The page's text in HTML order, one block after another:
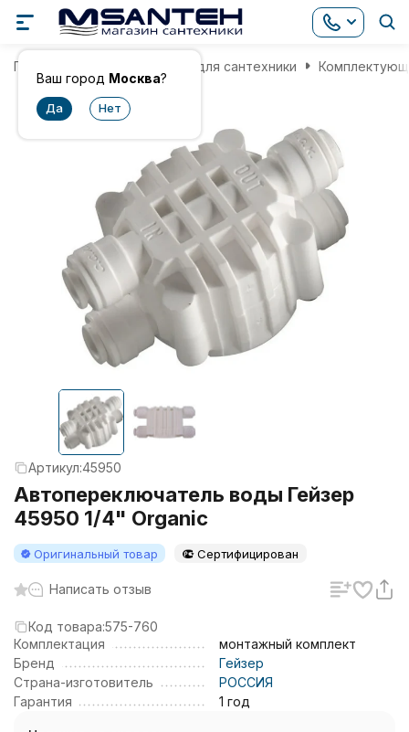
Ваш город Москва?
Главная Комплектующие для сантехники
Артикул:45950
Автопереключатель воды Гейзер
45950 1/4" Organic
Оригинальный товар Сертифицирован
Написать отзыв
Код товара:575-760
Комплектация
монтажный комплект
Бренд
Гейзер
Страна-изготовитель
РОССИЯ
Гарантия
1 год